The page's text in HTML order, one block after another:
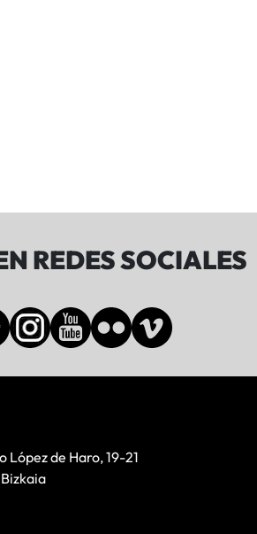
REDES SOCIALES
López de Haro, 19-21